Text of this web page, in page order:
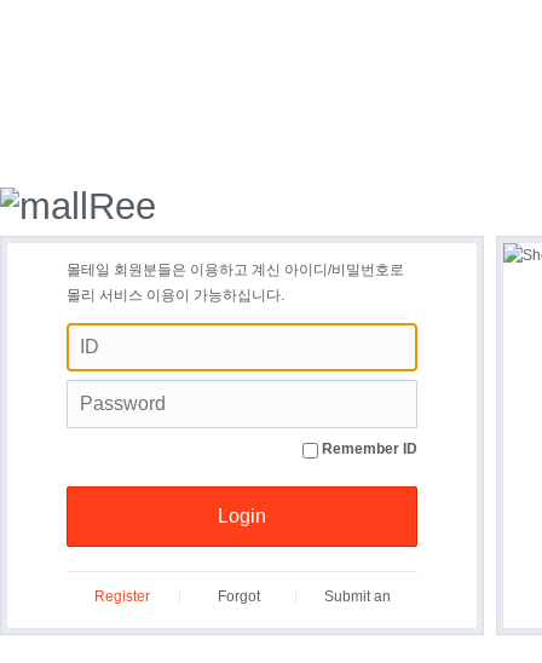
몰테일 회원분들은 이용하고 계신 아이디/비밀번호로
몰리 서비스 이용이 가능하십니다.
Remember ID
Login
Register
Forgot
Submit an